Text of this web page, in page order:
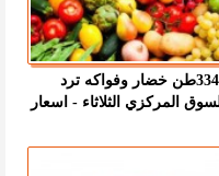
3341طن خضار وفواكه ترد
المركزي الثلاثاء - اسعار